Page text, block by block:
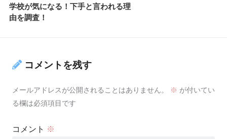
学校が気になる！下手と言われる理
由を調査！
コメントを残す
メールアドレスが公開されることはありません。 ※ が付いてい
る欄は必須項目です
コメント ※